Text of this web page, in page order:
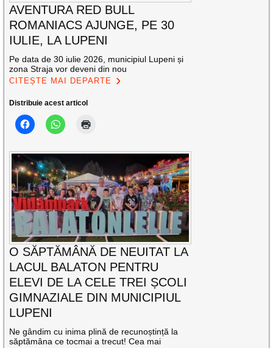
AVENTURA RED BULL
ROMANIACS AJUNGE, PE 30
IULIE, LA LUPENI
Pe data de 30 iulie 2026, municipiul Lupeni și
zona Straja vor deveni din nou
CITEȘTE MAI DEPARTE
Distribuie acest articol
O SĂPTĂMÂNĂ DE NEUITAT LA
LACUL BALATON PENTRU
ELEVI DE LA CELE TREI ȘCOLI
GIMNAZIALE DIN MUNICIPIUL
LUPENI
Ne gândim cu inima plină de recunoștință la
săptămâna ce tocmai a trecut! Cea mai